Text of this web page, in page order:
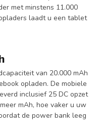
met minstens 11.000
laadt u een tablet
van 20.000 mAh
opladen. De mobiele
inclusief 25 DC opzet
mAh, hoe vaker u uw
de power bank leeg